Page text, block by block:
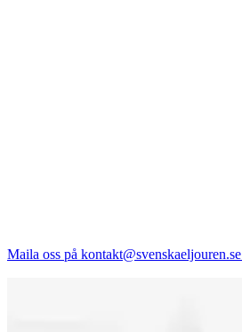
Maila oss på kontakt@svenskaeljouren.se